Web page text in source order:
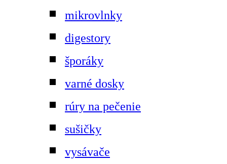
mikrovlnky
digestory
šporáky
varné dosky
rúry na pečenie
sušičky
vysávače